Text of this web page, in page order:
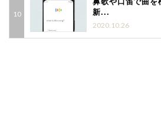
新...
2020.10.26